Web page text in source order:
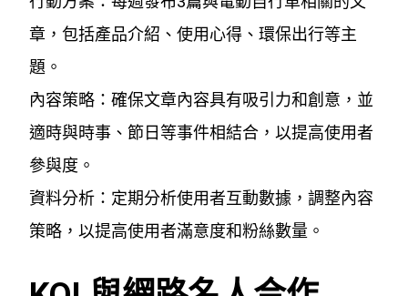
章，包括產品介紹、使用心得、環保出行等主
題。
內容策略：確保文章內容具有吸引力和創意，並
適時與時事、節日等事件相結合，以提高使用者
參與度。
資料分析：定期分析使用者互動數據，調整內容
策略，以提高使用者滿意度和粉絲數量。